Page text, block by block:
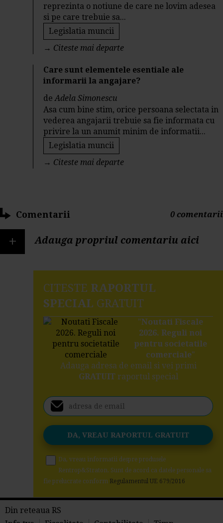
reprezinta o notiune de care ne lovim adesea
si pe care trebuie sa...
Legislatia muncii
→ Citeste mai departe
Care sunt elementele esentiale ale
informarii la angajare?
deAdela Simonescu
Asa cum bine stim, orice persoana selectata in
vederea angajarii trebuie sa fie informata cu
privire la un anumit minim de informatii...
Legislatia muncii
→ Citeste mai departe
Comentarii 0 comentarii
+ Adauga propriul comentariu aici
CITESTE RAPORTUL
SPECIAL GRATUIT
"Noutati Fiscale
2026. Reguli noi
pentru societatile
comerciale"
Adauga adresa de email si vei primi
GRATUITraportul special
Da, vreau informatii despre produsele
Rentrop&Straton. Sunt de acord ca datele personale sa
fie prelucrate conform Regulamentul UE 679/2016
Din reteaua RS